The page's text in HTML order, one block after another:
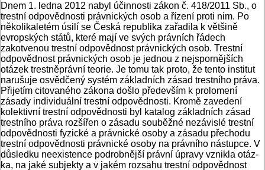
Dnem 1. ledna 2012 nabyl účinnos­ti zákon č. 418/2011 Sb., o
trestní odpo­vědnosti právnických osob a řízení pro­ti nim. Po
několikaletém úsilí se Česká republika zařadila k většině
evropských států, které mají ve svých právních řá­dech
zakotvenou trestní odpovědnost právnických osob. Trestní
odpovědnost právnických osob je jednou z nejsporněj­ších
otázek trestněprávní teorie. Je tomu tak proto, že tento institut
narušuje osvědčený systém základních zásad trest­ního práva.
Přijetím citovaného zákona došlo především k prolomení
zásady in­dividuální trestní odpovědnosti. Kromě zavedení
kolektivní trestní odpovědnos­ti byl katalog základních zásad
trestního práva rozšířen o zásadu souběžné nezá­vislé trestní
odpovědnosti fyzické a práv­nické osoby a zásadu přechodu
trestní odpovědnosti právnické osoby na práv­ního nástupce. V
důsledku neexistence podrobnější právní úpravy vznikla otáz­
ka, na jaké subjekty a v jakém rozsahu trestní odpovědnost